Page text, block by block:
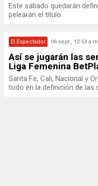
Este sábado quedarán
pelearán el título.
El Espectador 06 sept., 12:53
Así se jugarán las
Liga Femenina
Santa Fe, Cali, Nacional y
todo en la definición de las